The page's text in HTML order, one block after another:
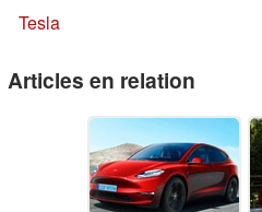
Tesla
Articles en relation